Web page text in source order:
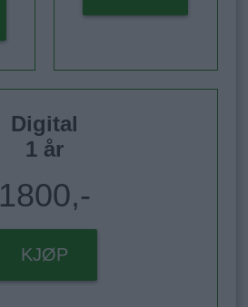
Digital
1 år
1800,-
KJØP